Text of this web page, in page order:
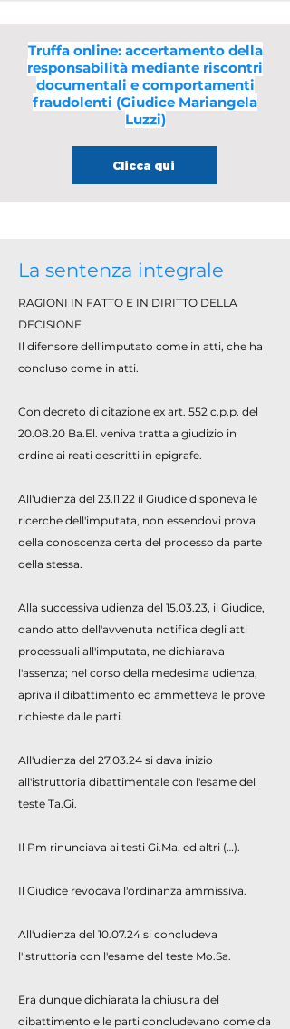
Truffa online: accertamento della
responsabilità mediante riscontri
documentali e comportamenti
fraudolenti (Giudice Mariangela
Luzzi)
Clicca qui
La sentenza integrale
RAGIONI IN FATTO E IN DIRITTO DELLA
DECISIONE
Il difensore dell'imputato come in atti, che ha
concluso come in atti.
Con decreto di citazione ex art. 552 c.p.p. del
20.08.20 Ba.El. veniva tratta a giudizio in
ordine ai reati descritti in epigrafe.
All'udienza del 23.l1.22 il Giudice disponeva le
ricerche dell'imputata, non essendovi prova
della conoscenza certa del processo da parte
della stessa.
Alla successiva udienza del 15.03.23, il Giudice,
dando atto dell'avvenuta notifica degli atti
processuali all'imputata, ne dichiarava
l'assenza; nel corso della medesima udienza,
apriva il dibattimento ed ammetteva le prove
richieste dalle parti.
All'udienza del 27.03.24 si dava inizio
all'istruttoria dibattimentale con l'esame del
teste Ta.Gi.
Il Pm rinunciava ai testi Gi.Ma. ed altri (…).
Il Giudice revocava l'ordinanza ammissiva.
All'udienza del 10.07.24 si concludeva
l'istruttoria con l'esame del teste Mo.Sa.
Era dunque dichiarata la chiusura del
dibattimento e le parti concludevano come da